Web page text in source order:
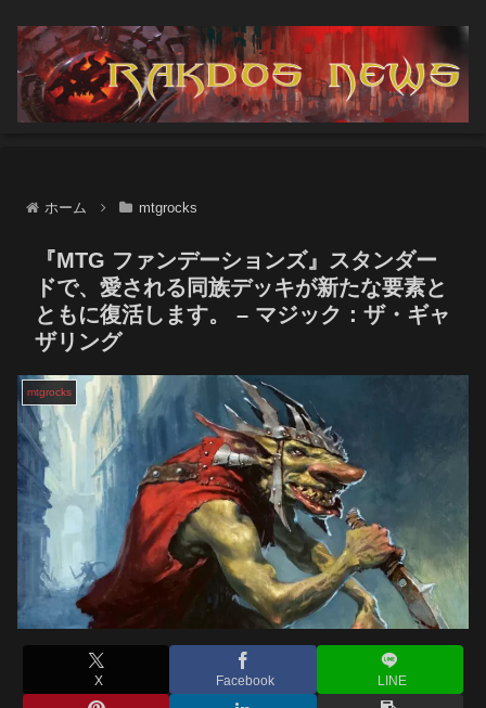
ホーム mtgrocks
『MTG ファンデーションズ』スタンダー
ドで、愛される同族デッキが新たな要素と
ともに復活します。 – マジック：ザ・ギャ
ザリング
mtgrocks
X Facebook LINE